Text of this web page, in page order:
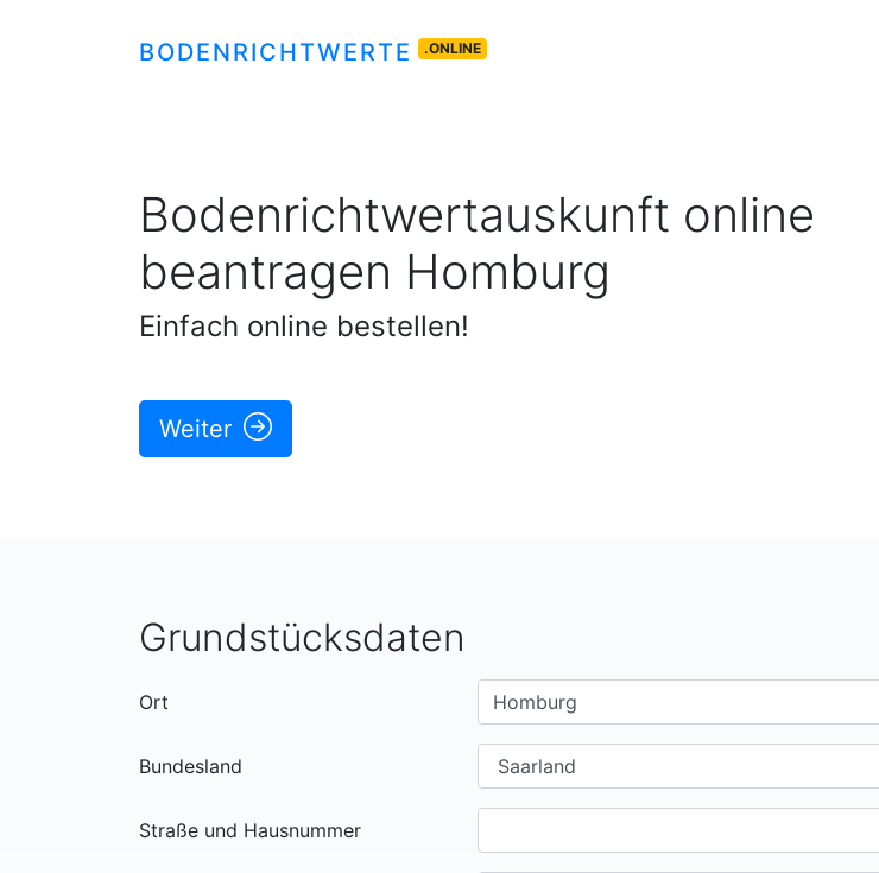
BODENRICHTWERTE .ONLINE
Bodenrichtwertauskunft online
beantragen Homburg
Einfach online bestellen!
Weiter
Grundstücksdaten
Ort
Bundesland
Straße und Hausnummer